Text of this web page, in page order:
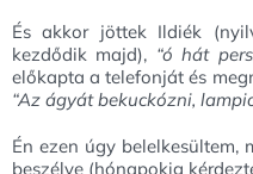
És akkor jöttek Ildiék
kezdődik majd), “ó hát
előkapta a telefonját és
“Az ágyát bekuckózni,
Én ezen úgy belelkesültem,
beszélve (hónapokig